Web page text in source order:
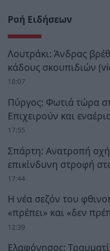
Ροή Ειδήσεων
Λουτράκι: Άνδρας
κάδους σκουπιδιών
18:07
Πύργος: Φωτιά τώρα
Επιχειρούν και
17:55
Σπάρτη: Ανατροπή
επικίνδυνη στροφή
17:44
Η νέα σεζόν του
«πρέπει» και «δεν
12:39
Ελαφόνησος: